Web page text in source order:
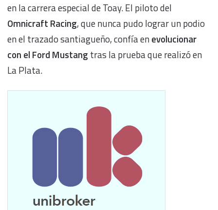
en la carrera especial de Toay. El piloto del
Omnicraft Racing, que nunca pudo lograr un podio
en el trazado santiagueño, confía enevolucionar
con el Ford Mustang tras la prueba que realizó en
La Plata.